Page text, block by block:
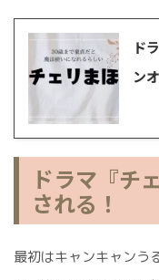
ド
ン
ドラマ『チ
される！
最初はキャンキャンう